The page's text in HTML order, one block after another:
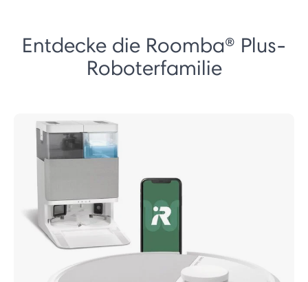
Entdecke die Roomba® Plus-
Roboterfamilie